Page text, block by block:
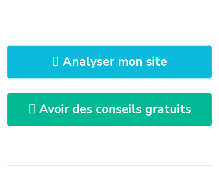
Analyser mon site
Avoir des conseils gratuits